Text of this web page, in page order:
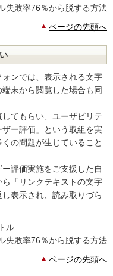
失敗率76％から脱する方法
ページの先頭へ
ンでは、表示される文字
末から閲覧した場合も同
てもらい、ユーザビリテ
ー評価」という取組を実
の問題が生じていること
評価実施をご支援した自
「リンクテキストの文字
表示され、読み取りづら
ル
失敗率76％から脱する方法
ページの先頭へ